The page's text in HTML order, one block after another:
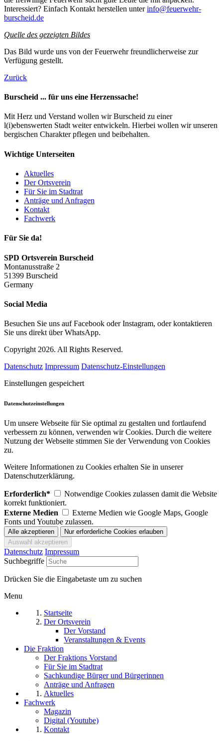
Interessiert? Einfach Kontakt herstellen unterinfo@feuerwehr-
burscheid.de
Quelle des gezeigten Bildes
Das Bild wurde uns von der Feuerwehr freundlicherweise zur
Verfügung gestellt.
Zurück
Burscheid ... für uns eine Herzenssache!
Mit Herz und Verstand wollen wir Burscheid zu einer
l(i)ebenswerten Stadt weiter entwickeln. Hierbei wollen wir unseren
bergischen Charakter pflegen und beibehalten.
Wichtige Unterseiten
Aktuelles
Der Ortsverein
Für Sie im Stadtrat
Anträge und Anfragen
Kontakt
Fachwerk
Für Sie da!
SPD Ortsverein Burscheid
Montanusstraße 2
51399 Burscheid
Germany
Social Media
Besuchen Sie uns auf Facebook oder Instagram, oder kontaktieren
Sie uns direkt über WhatsApp.
Copyright 2026. All Rights Reserved.
Datenschutz Impressum Datenschutz-Einstellungen
Einstellungen gespeichert
Datenschutzeinstellungen
Um unsere Webseite für Sie optimal zu gestalten und fortlaufend
verbessern zu können, verwenden wir Cookies. Durch die weitere
Nutzung der Webseite stimmen Sie der Verwendung von Cookies
zu.
Weitere Informationen zu Cookies erhalten Sie in unserer
Datenschutzerklärung.
Erforderlich*
Notwendige Cookies zulassen damit die Website
korrekt funktioniert.
Externe Medien
Externe Medien wie Google Maps, Google
Fonts und Youtube zulassen.
Datenschutz Impressum
Suchbegriffe
Drücken Sie die Eingabetaste um zu suchen
Menu
Startseite
Der Ortsverein
Der Vorstand
Veranstaltungen & Events
Die Fraktion
Der Fraktions Vorstand
Für Sie im Stadtrat
Sachkundige Bürger und Bürgerinnen
Anträge und Anfragen
Aktuelles
Fachwerk
Magazin
Digital (Youtube)
Kontakt